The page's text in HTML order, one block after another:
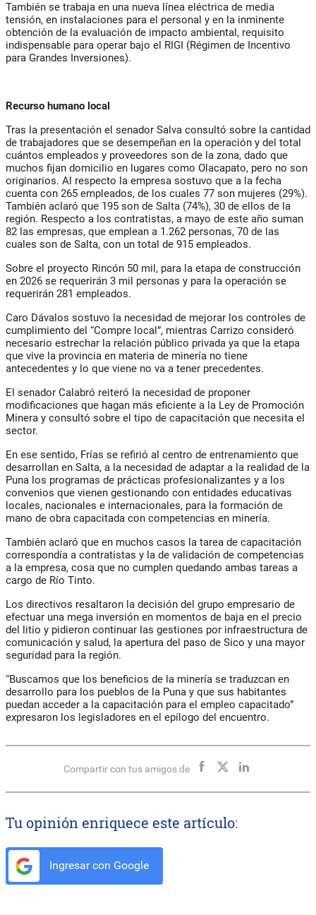
También se trabaja en una nueva línea eléctrica de media
tensión, en instalaciones para el personal y en la inminente
obtención de la evaluación de impacto ambiental, requisito
indispensable para operar bajo el RIGI (Régimen de Incentivo
para Grandes Inversiones).
Recurso humano local
Tras la presentación el senador Salva consultó sobre la cantidad
de trabajadores que se desempeñan en la operación y del total
cuántos empleados y proveedores son de la zona, dado que
muchos fijan domicilio en lugares como Olacapato, pero no son
originarios. Al respecto la empresa sostuvo que a la fecha
cuenta con 265 empleados, de los cuales 77 son mujeres (29%).
También aclaró que 195 son de Salta (74%), 30 de ellos de la
región. Respecto a los contratistas, a mayo de este año suman
82 las empresas, que emplean a 1.262 personas, 70 de las
cuales son de Salta, con un total de 915 empleados.
Sobre el proyecto Rincón 50 mil, para la etapa de construcción
en 2026 se requerirán 3 mil personas y para la operación se
requerirán 281 empleados.
Caro Dávalos sostuvo la necesidad de mejorar los controles de
cumplimiento del “Compre local”, mientras Carrizo consideró
necesario estrechar la relación público privada ya que la etapa
que vive la provincia en materia de minería no tiene
antecedentes y lo que viene no va a tener precedentes.
El senador Calabró reiteró la necesidad de proponer
modificaciones que hagan más eficiente a la Ley de Promoción
Minera y consultó sobre el tipo de capacitación que necesita el
sector.
En ese sentido, Frías se refirió al centro de entrenamiento que
desarrollan en Salta, a la necesidad de adaptar a la realidad de la
Puna los programas de prácticas profesionalizantes y a los
convenios que vienen gestionando con entidades educativas
locales, nacionales e internacionales, para la formación de
mano de obra capacitada con competencias en minería.
También aclaró que en muchos casos la tarea de capacitación
correspondía a contratistas y la de validación de competencias
a la empresa, cosa que no cumplen quedando ambas tareas a
cargo de Río Tinto.
Los directivos resaltaron la decisión del grupo empresario de
efectuar una mega inversión en momentos de baja en el precio
del litio y pidieron continuar las gestiones por infraestructura de
comunicación y salud, la apertura del paso de Sico y una mayor
seguridad para la región.
“Buscamos que los beneficios de la minería se traduzcan en
desarrollo para los pueblos de la Puna y que sus habitantes
puedan acceder a la capacitación para el empleo capacitado”
expresaron los legisladores en el epílogo del encuentro.
Compartir con tus amigos de
Tu opinión enriquece este artículo:
Ingresar con Google